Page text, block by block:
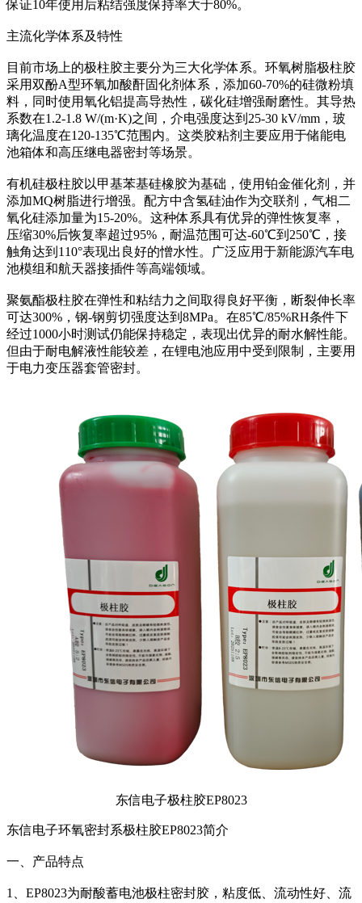
保证10年使用后粘结强度保持率大于80%。
主流化学体系及特性
目前市场上的极柱胶主要分为三大化学体系。环氧树脂极柱胶
采用双酚A型环氧加酸酐固化剂体系，添加60-70%的硅微粉填
料，同时使用氧化铝提高导热性，碳化硅增强耐磨性。其导热
系数在1.2-1.8 W/(m·K)之间，介电强度达到25-30 kV/mm，玻
璃化温度在120-135℃范围内。这类胶粘剂主要应用于储能电
池箱体和高压继电器密封等场景。
有机硅极柱胶以甲基苯基硅橡胶为基础，使用铂金催化剂，并
添加MQ树脂进行增强。配方中含氢硅油作为交联剂，气相二
氧化硅添加量为15-20%。这种体系具有优异的弹性恢复率，
压缩30%后恢复率超过95%，耐温范围可达-60℃到250℃，接
触角达到110°表现出良好的憎水性。广泛应用于新能源汽车电
池模组和航天器接插件等高端领域。
聚氨酯极柱胶在弹性和粘结力之间取得良好平衡，断裂伸长率
可达300%，钢-钢剪切强度达到8MPa。在85℃/85%RH条件下
经过1000小时测试仍能保持稳定，表现出优异的耐水解性能。
但由于耐电解液性能较差，在锂电池应用中受到限制，主要用
于电力变压器套管密封。
东信电子极柱胶EP8023
东信电子环氧密封系极柱胶EP8023简介
一、产品特点
1、EP8023为耐酸蓄电池极柱密封胶，粘度低、流动性好、流